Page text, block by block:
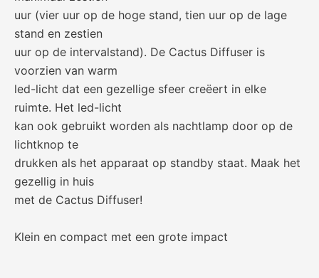
uur (vier uur op de hoge stand, tien uur op de lage
stand en zestien
uur op de intervalstand). De Cactus Diffuser is
voorzien van warm
led-licht dat een gezellige sfeer creëert in elke
ruimte. Het led-licht
kan ook gebruikt worden als nachtlamp door op de
lichtknop te
drukken als het apparaat op standby staat. Maak het
gezellig in huis
met de Cactus Diffuser!
Klein en compact met een grote impact